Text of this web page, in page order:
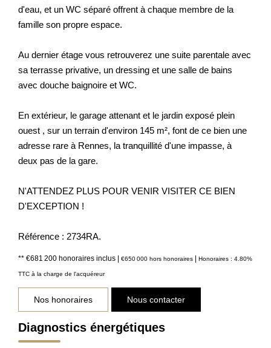
d'eau, et un WC séparé offrent à chaque membre de la
famille son propre espace.
Au dernier étage vous retrouverez une suite parentale avec
sa terrasse privative, un dressing et une salle de bains
avec douche baignoire et WC.
En extérieur, le garage attenant et le jardin exposé plein
ouest , sur un terrain d'environ 145 m², font de ce bien une
adresse rare à Rennes, la tranquillité d'une impasse, à
deux pas de la gare.
N'ATTENDEZ PLUS POUR VENIR VISITER CE BIEN
D'EXCEPTION !
Référence : 2734RA.
** €681 200 honoraires inclus | €650 000 hors honoraires | Honoraires : 4.80%
TTC à la charge de l'acquéreur
Nos honoraires Nous contacter
Diagnostics énergétiques